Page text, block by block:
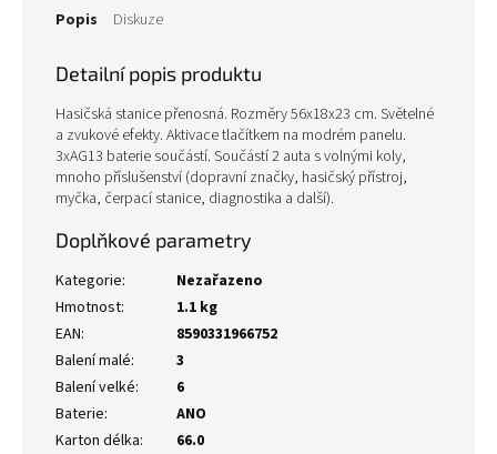
Popis Diskuze
Detailní popis produktu
Hasičská stanice přenosná. Rozměry 56x18x23 cm. Světelné
a zvukové efekty. Aktivace tlačítkem na modrém panelu.
3xAG13 baterie součástí. Součástí 2 auta s volnými koly,
mnoho příslušenství (dopravní značky, hasičský přístroj,
myčka, čerpací stanice, diagnostika a další).
Doplňkové parametry
Kategorie:
Nezařazeno
Hmotnost:
1.1 kg
EAN:
8590331966752
Balení malé:
3
Balení velké:
6
Baterie:
ANO
Karton délka:
66.0